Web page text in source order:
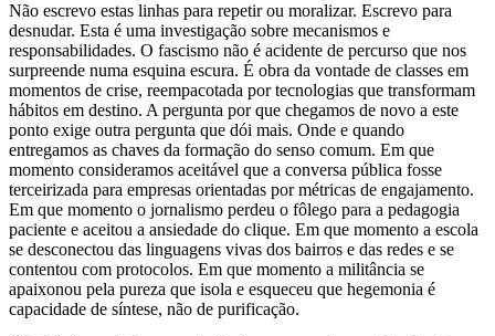
Não escrevo estas linhas para repetir ou moralizar. Escrevo para
desnudar. Esta é uma investigação sobre mecanismos e
responsabilidades. O fascismo não é acidente de percurso que nos
surpreende numa esquina escura. É obra da vontade de classes em
momentos de crise, reempacotada por tecnologias que transformam
hábitos em destino. A pergunta por que chegamos de novo a este
ponto exige outra pergunta que dói mais. Onde e quando
entregamos as chaves da formação do senso comum. Em que
momento consideramos aceitável que a conversa pública fosse
terceirizada para empresas orientadas por métricas de engajamento.
Em que momento o jornalismo perdeu o fôlego para a pedagogia
paciente e aceitou a ansiedade do clique. Em que momento a escola
se desconectou das linguagens vivas dos bairros e das redes e se
contentou com protocolos. Em que momento a militância se
apaixonou pela pureza que isola e esqueceu que hegemonia é
capacidade de síntese, não de purificação.